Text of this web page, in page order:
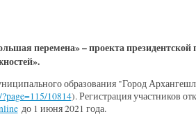
перемена» – проекта
образования "Город
10814). Регистрация участников
до 1 июня 2021 года.